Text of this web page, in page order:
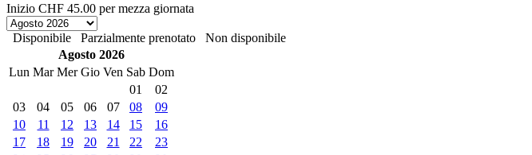
Inizio CHF 45.00 per mezza giornata
Disponibile Parzialmente prenotato
Non disponibile
Agosto 2026
Lun Mar Mer Gio Ven Sab Dom
01
02
03
04 05 06 07 08
09
10
11 12 13 14 15
16
17
18 19 20 21 22
23